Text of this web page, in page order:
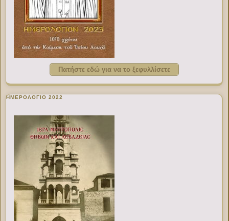
Πατήστε εδώ για να το ξεφυλλίσετε
ΗΜΕΡΟΛΟΓΙΟ 2022